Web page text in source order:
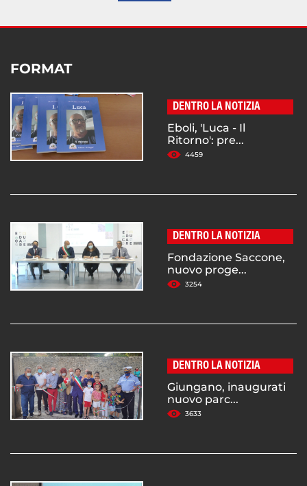
FORMAT
DENTRO LA NOTIZIA
Eboli, 'Luca - Il
Ritorno': pre...
4459
DENTRO LA NOTIZIA
Fondazione Saccone,
nuovo proge...
3254
DENTRO LA NOTIZIA
Giungano, inaugurati
nuovo parc...
3633